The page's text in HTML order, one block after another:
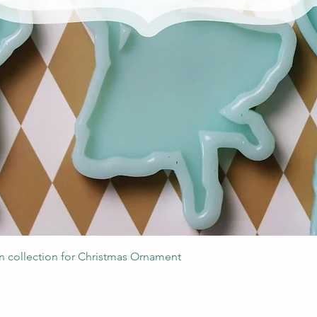
Podgląd
collection for Christmas Ornament